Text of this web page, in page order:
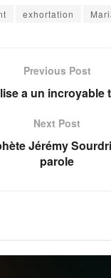
exhortation
Previous Post
a un incroyable
Next Post
Jérémy
parole